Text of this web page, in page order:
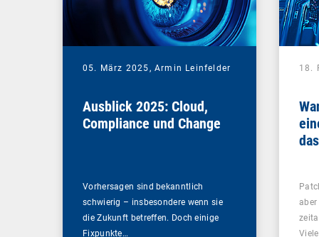
05. März 2025, Armin Leinfelder
Ausblick 2025: Cloud,
Compliance und Change
Vorhersagen sind bekanntlich
schwierig – insbesondere wenn sie
die Zukunft betreffen. Doch einige
Fixpunkte…
18.
aber